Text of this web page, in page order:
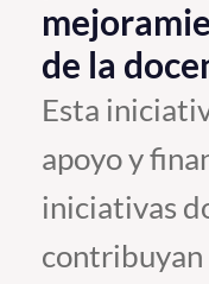
Vinculación con el
Admisión
Pregrado
Postgrado
Formación Continua
de la
Esta
apoyo y
iniciativas
contribuyan